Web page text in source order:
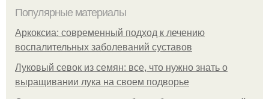
Популярные материалы
Аркоксиа: современный подход к лечению
воспалительных заболеваний суставов
Луковый севок из семян: все, что нужно знать о
выращивании лука на своем подворье